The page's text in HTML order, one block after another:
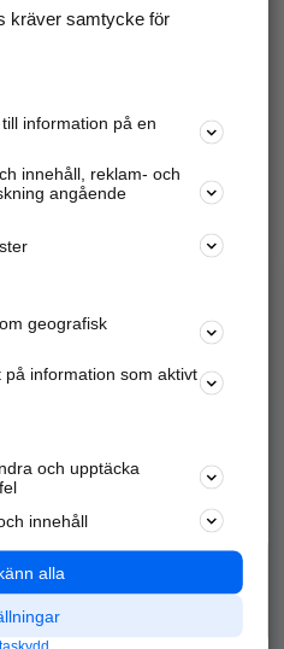
företagsinfo mm.
företaget
igång och annonsera mot
nära dig.
Populära sökningar
Annonsera
Integritet
Nödnummer
kräver samtycke för
information på en
innehåll, reklam- och
angående
geografisk
information som aktivt
och upptäcka
innehåll
alla